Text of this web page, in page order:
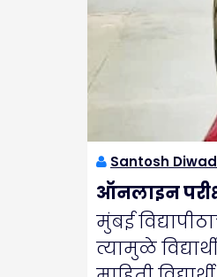
Santosh
ऑनलाइन
मुंबई
त्यामुळे